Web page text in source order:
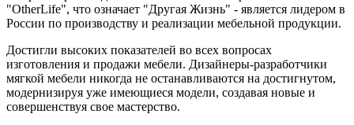
"OtherLife", что означает "Другая Жизнь" - является лидером в
России по производству и реализации мебельной продукции.
Достигли высоких показателей во всех вопросах
изготовления и продажи мебели. Дизайнеры-разработчики
мягкой мебели никогда не останавливаются на достигнутом,
модернизируя уже имеющиеся модели, создавая новые и
совершенствуя свое мастерство.